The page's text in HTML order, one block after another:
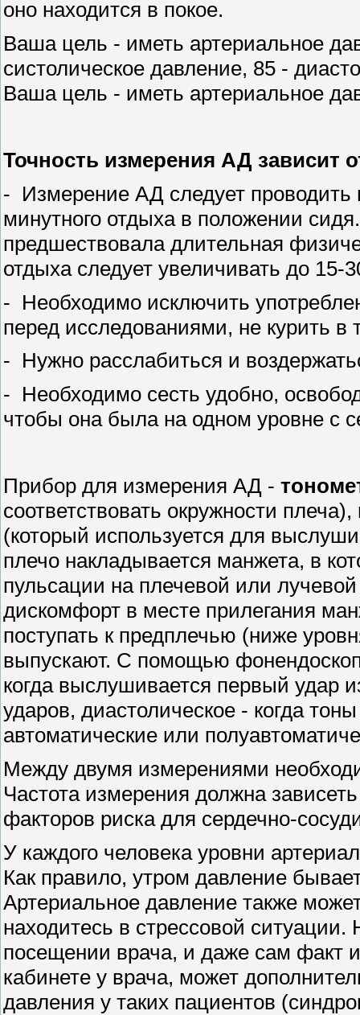
оно находится в покое.
Ваша цель - иметь артериальное
систолическое давление, 85 -
Ваша цель - иметь артериальное
Точность измерения АД
- Измерение АД следует проводить
минутного отдыха в положении
предшествовала длительная
отдыха следует увеличивать до 15-
- Необходимо исключить
перед исследованиями, не курить
- Нужно расслабиться и
- Необходимо сесть удобно,
чтобы она была на одном уровне с
Прибор для измерения АД -
соответствовать окружности
(который используется для
плечо накладывается манжета, в
пульсации на плечевой или
дискомфорт в месте прилегания
поступать к предплечью (ниже
выпускают. С помощью
когда выслушивается первый удар
ударов, диастолическое - когда
автоматические или
Между двумя измерениями
Частота измерения должна
факторов риска для сердечно-
У каждого человека уровни
Как правило, утром давление
Артериальное давление также
находитесь в стрессовой
посещении врача, и даже сам факт
кабинете у врача, может
давления у таких пациентов